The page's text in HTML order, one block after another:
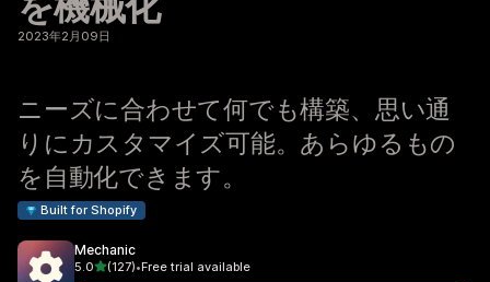
2023年2月09日
ニーズに合わせて何でも構築、思い通
りにカスタマイズ可能。あらゆるもの
を自動化できます。
Built for Shopify
Mechanic
5.05つ星中
(127)
合計レビュー数：127件
•Free trial available